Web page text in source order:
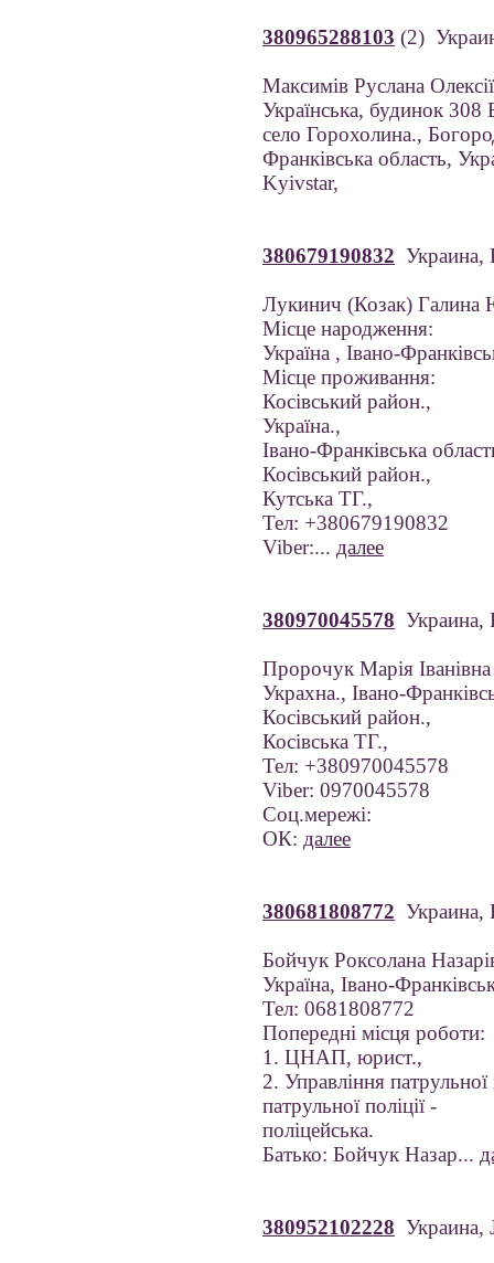
380965288103 (2)
Максимів Руслана
Українська, будинок 308
село Горохолина.,
Франківська область,
Kyivstar,
380679190832
Лукинич (Козак) Галина
Місце народження:
Україна , Івано-
Місце проживання:
Косівський район.,
Україна.,
Івано-Франківська
Косівський район.,
Кутська ТГ.,
Тел: +380679190832
Viber:... далее
380970045578
Пророчук Марія
Украхна., Івано-
Косівський район.,
Косівська ТГ.,
Тел: +380970045578
Viber: 0970045578
Соц.мережі:
ОК: далее
380681808772
Бойчук Роксолана
Україна, Івано-
Тел: 0681808772
Попередні місця роботи:
1. ЦНАП, юрист.,
2. Управління патрульної
патрульної поліції -
поліцейська.
Батько: Бойчук Назар...
380952102228 Украина,